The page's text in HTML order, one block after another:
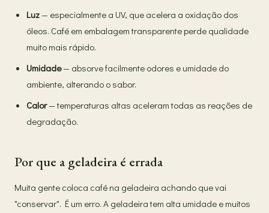
Luz— especialmente a UV, que acelera a oxidação dos
óleos. Café em embalagem transparente perde qualidade
muito mais rápido.
Umidade— absorve facilmente odores e umidade do
ambiente, alterando o sabor.
Calor— temperaturas altas aceleram todas as reações de
degradação.
Por que a geladeira é errada
Muita gente coloca café na geladeira achando que vai
"conservar". É um erro. A geladeira tem alta umidade e muitos